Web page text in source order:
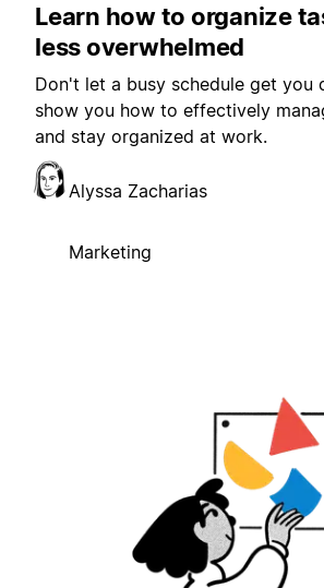
Learn how to organize
less overwhelmed
Don't let a busy schedule get you
show you how to effectively
and stay organized at work.
Alyssa Zacharias
Marketing